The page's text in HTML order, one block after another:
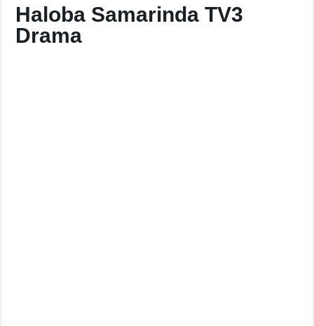
Haloba Samarinda TV3
Drama